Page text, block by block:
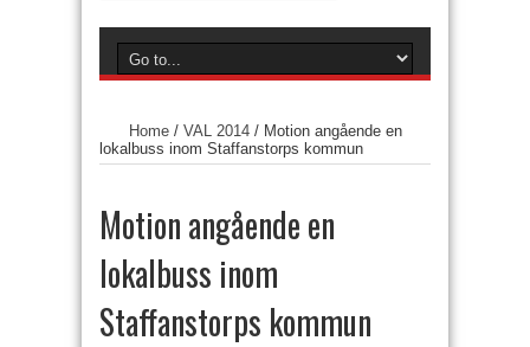
Home / VAL 2014 / Motion angående en
lokalbuss inom Staffanstorps kommun
Motion angående en
lokalbuss inom
Staffanstorps kommun